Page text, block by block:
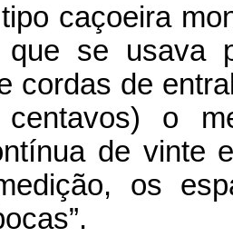
caçoeira
se usava
cordas de
o
de vinte
os